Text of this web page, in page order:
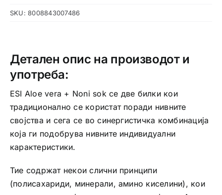
SKU:8008843007486
Детален опис на производот и
употреба:
ESI Aloe vera + Noni sok се две билки кои
традиционално се користат поради нивните
својства и сега се во синергистичка комбинација
која ги подобрува нивните индивидуални
карактеристики.
Тие содржат некои слични принципи
(полисахариди, минерали, амино киселини), кои